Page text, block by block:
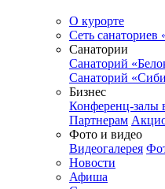
О курорте
Сеть санаториев
Санатории
Санаторий
Санаторий
Бизнес
Конференц-залы
Партнерам
Фото и видео
Видеогалерея
Новости
Афиша